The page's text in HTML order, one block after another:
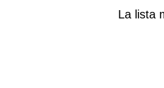
La lista